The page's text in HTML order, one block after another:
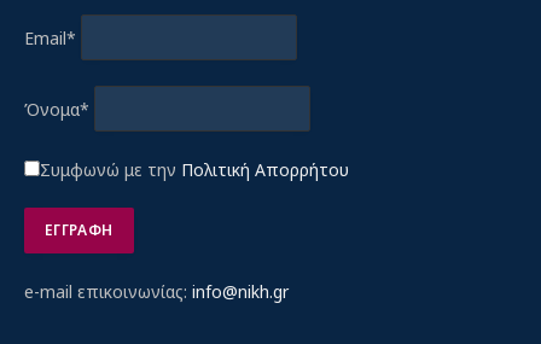
Email*
Όνομα*
Συμφωνώ με την Πολιτική Απορρήτου
e-mail επικοινωνίας: info@nikh.gr